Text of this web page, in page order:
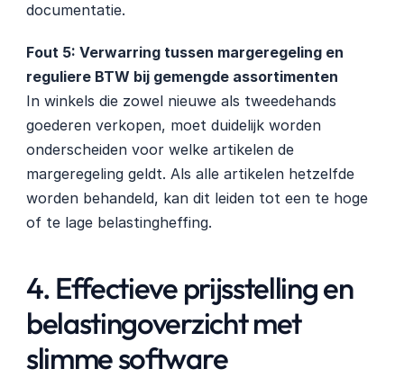
documentatie.
Fout 5: Verwarring tussen margeregeling en
reguliere BTW bij gemengde assortimenten
In winkels die zowel nieuwe als tweedehands
goederen verkopen, moet duidelijk worden
onderscheiden voor welke artikelen de
margeregeling geldt. Als alle artikelen hetzelfde
worden behandeld, kan dit leiden tot een te hoge
of te lage belastingheffing.
4. Effectieve prijsstelling en
belastingoverzicht met
slimme software